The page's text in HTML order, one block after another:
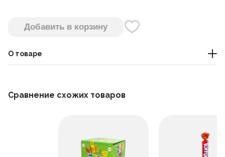
Добавить в корзину
О товаре
Сравнение схожих товаров